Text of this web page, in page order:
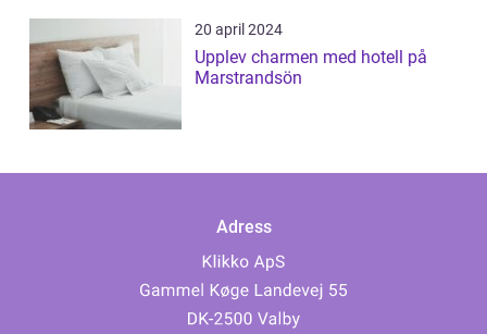
20 april 2024
Upplev charmen med hotell på
Marstrandsön
Adress